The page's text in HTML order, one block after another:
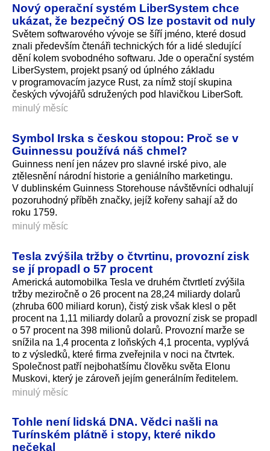
Nový operační systém LiberSystem chce
ukázat, že bezpečný OS lze postavit od nuly
Světem softwarového vývoje se šíří jméno, které dosud
znali především čtenáři technických fór a lidé sledující
dění kolem svobodného softwaru. Jde o operační systém
LiberSystem, projekt psaný od úplného základu
v programovacím jazyce Rust, za nímž stojí skupina
českých vývojářů sdružených pod hlavičkou LiberSoft.
minulý měsíc
Symbol Irska s českou stopou: Proč se v
Guinnessu používá náš chmel?
Guinness není jen název pro slavné irské pivo, ale
ztělesnění národní historie a geniálního marketingu.
V dublinském Guinness Storehouse návštěvníci odhalují
pozoruhodný příběh značky, jejíž kořeny sahají až do
roku 1759.
minulý měsíc
Tesla zvýšila tržby o čtvrtinu, provozní zisk
se jí propadl o 57 procent
Americká automobilka Tesla ve druhém čtvrtletí zvýšila
tržby meziročně o 26 procent na 28,24 miliardy dolarů
(zhruba 600 miliard korun), čistý zisk však klesl o pět
procent na 1,11 miliardy dolarů a provozní zisk se propadl
o 57 procent na 398 milionů dolarů. Provozní marže se
snížila na 1,4 procenta z loňských 4,1 procenta, vyplývá
to z výsledků, které firma zveřejnila v noci na čtvrtek.
Společnost patří nejbohatšímu člověku světa Elonu
Muskovi, který je zároveň jejím generálním ředitelem.
minulý měsíc
Tohle není lidská DNA. Vědci našli na
Turínském plátně i stopy, které nikdo
nečekal